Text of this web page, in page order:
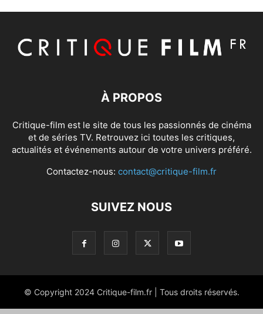
À PROPOS
Critique-film est le site de tous les passionnés de cinéma
et de séries TV. Retrouvez ici toutes les critiques,
actualités et événements autour de votre univers préféré.
Contactez-nous: contact@critique-film.fr
SUIVEZ NOUS
© Copyright 2024 Critique-film.fr | Tous droits réservés.